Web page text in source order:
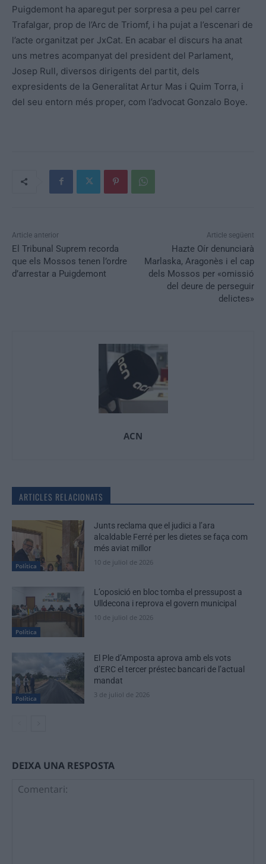
Puigdemont ha aparegut per sorpresa a peu pel carrer
Trafalgar, prop de l’Arc de Triomf, i ha pujat a l’escenari de
l’acte organitzat per JxCat. En acabar el discurs ha anat
uns metres acompanyat del president del Parlament,
Josep Rull, diversos dirigents del partit, dels
expresidents de la Generalitat Artur Mas i Quim Torra, i
del seu entorn més proper, com l’advocat Gonzalo Boye.
Article anterior
El Tribunal Suprem recorda
que els Mossos tenen l’ordre
d’arrestar a Puigdemont
Article següent
Hazte Oír denunciarà
Marlaska, Aragonès i el cap
dels Mossos per «omissió
del deure de perseguir
delictes»
ACN
ARTICLES RELACIONATS
Política
Junts reclama que el judici a l’ara
alcaldable Ferré per les dietes se faça com
més aviat millor
10 de juliol de 2026
Política
L’oposició en bloc tomba el pressupost a
Ulldecona i reprova el govern municipal
10 de juliol de 2026
Política
El Ple d’Amposta aprova amb els vots
d’ERC el tercer préstec bancari de l’actual
mandat
3 de juliol de 2026
DEIXA UNA RESPOSTA